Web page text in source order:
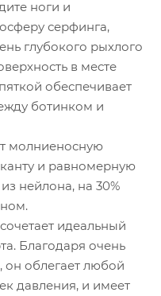
ноги и
серфинга,
глубокого рыхлого
в месте
обеспечивает
ботинком и
молниеносную
и равномерную
нейлона, на 30%
идеальный
Благодаря очень
он облегает любой
давления, и имеет